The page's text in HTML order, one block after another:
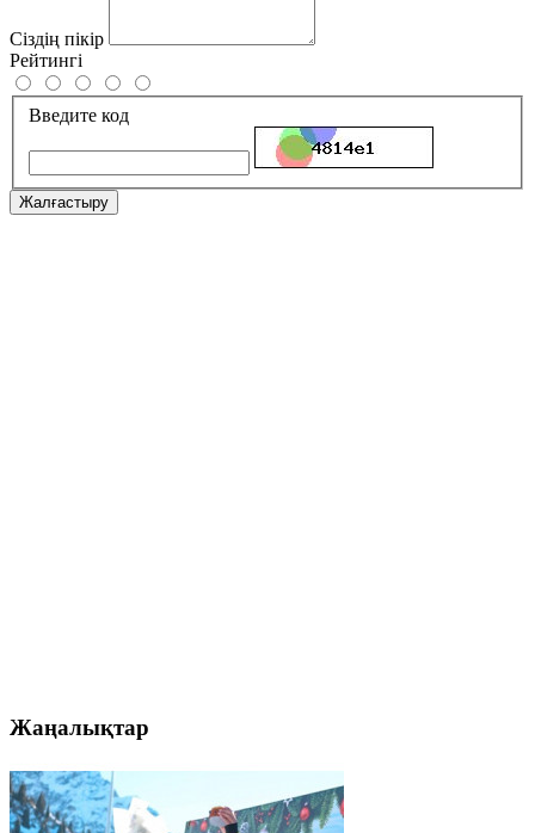
Сіздің пікір
Рейтингі
Введите код
Жалғастыру
Жаңалықтар